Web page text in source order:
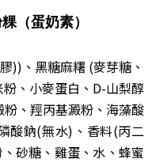
（蛋奶素）
))、黑糖麻糬 (麥芽糖、
、小麥蛋白、D-山梨醇
、羥丙基澱粉、海藻酸
酸鈉(無水)、香料(丙二
砂糖、雞蛋、水、蜂蜜